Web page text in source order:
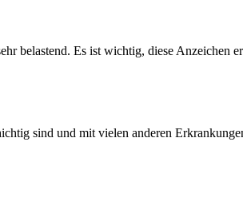
belastend. Es ist wichtig, diese Anzeichen
sind und mit vielen anderen